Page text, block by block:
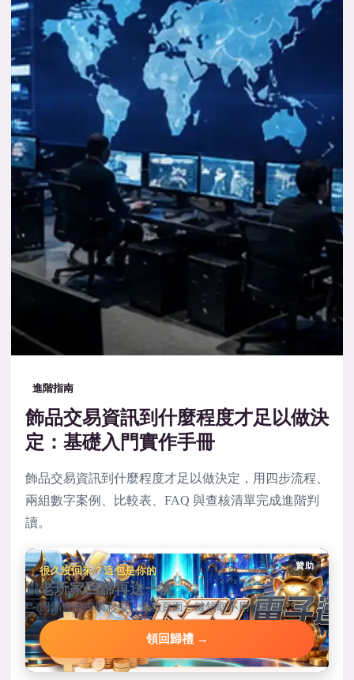
進階指南
飾品交易資訊到什麼程度才足以做決
定：基礎入門實作手冊
飾品交易資訊到什麼程度才足以做決定，用四步流程、
兩組數字案例、比較表、FAQ 與查核清單完成進階判
讀。
贊助
很久沒回來？這包是你的
老玩家回歸再送一次
回鍋會員專屬彩金，優惠頁面一鍵領取不用問客服。
領回歸禮 →